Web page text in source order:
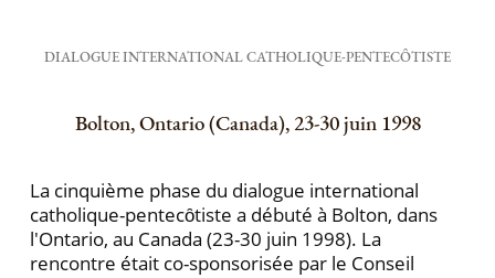
DIALOGUE INTERNATIONAL CATHOLIQUE-PENTECȎTISTE
Bolton, Ontario (Canada), 23-30 juin 1998
La cinquième phase du dialogue international
catholique-pentecȏtiste a débuté à Bolton, dans
l'Ontario, au Canada (23-30 juin 1998). La
rencontre était co-sponsorisée par le Conseil